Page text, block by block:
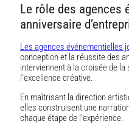
Le rôle des agences
anniversaire
Les agences événementielles
conception et la réussite des
interviennent à la croisée de
l’excellence créative.
En maîtrisant la direction
elles construisent une
chaque étape de l’expérience.